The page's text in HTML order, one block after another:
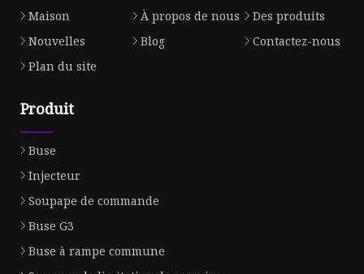
Maison À propos de nous
Des produits
Nouvelles
Blog
Contactez-nous
Plan du site
Produit
Buse
Injecteur
Soupape de commande
Buse G3
Buse à rampe commune